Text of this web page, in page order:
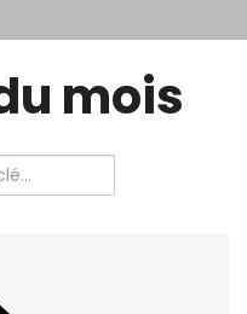
mois